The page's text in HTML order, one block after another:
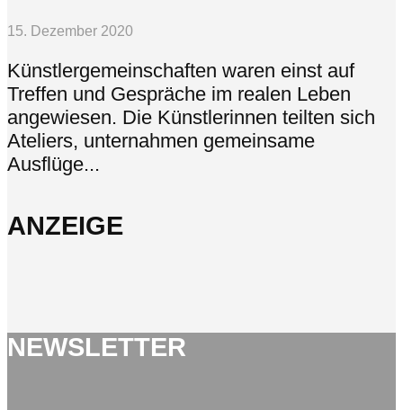
15. Dezember 2020
Künstlergemeinschaften waren einst auf
Treffen und Gespräche im realen Leben
angewiesen. Die Künstlerinnen teilten sich
Ateliers, unternahmen gemeinsame
Ausflüge...
ANZEIGE
NEWSLETTER